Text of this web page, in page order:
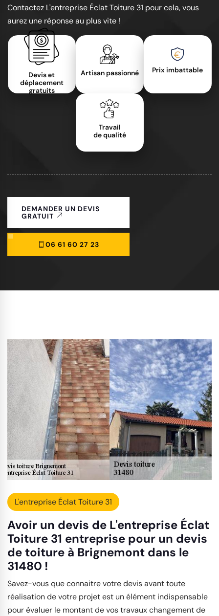
Contactez L'entreprise Éclat Toiture 31 pour cela, vous
aurez une réponse au plus vite !
Devis et
déplacement
gratuits
Artisan passionné Prix imbattable
Travail
de qualité
DEMANDER UN DEVIS
GRATUIT
06 61 60 27 23
L'entreprise Éclat Toiture 31
Avoir un devis de L'entreprise Éclat
Toiture 31 entreprise pour un devis
de toiture à Brignemont dans le
31480 !
Savez-vous que connaitre votre devis avant toute
réalisation de votre projet est un élément indispensable
pour évaluer le montant de vos travaux changement de